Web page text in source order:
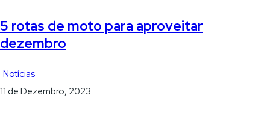
5 rotas de moto para aproveitar
dezembro
Notícias
11 de Dezembro, 2023